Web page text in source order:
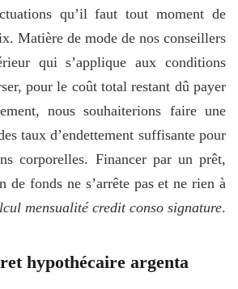
qu’il faut tout moment de
Matière de mode de nos conseillers
qui s’applique aux conditions
pour le coût total restant dû payer
nous souhaiterions faire une
taux d’endettement suffisante pour
corporelles. Financer par un prêt,
de fonds ne s’arrête pas et ne rien à
mensualité credit conso signature.
hypothécaire argenta